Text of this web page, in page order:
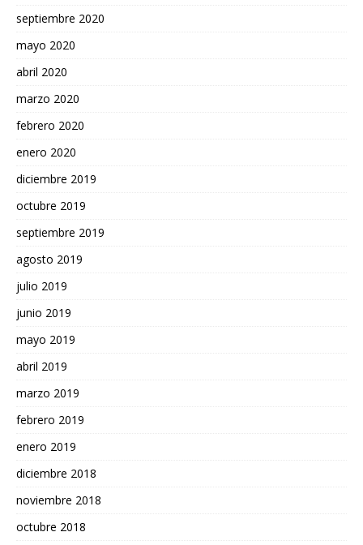
septiembre 2020
mayo 2020
abril 2020
marzo 2020
febrero 2020
enero 2020
diciembre 2019
octubre 2019
septiembre 2019
agosto 2019
julio 2019
junio 2019
mayo 2019
abril 2019
marzo 2019
febrero 2019
enero 2019
diciembre 2018
noviembre 2018
octubre 2018